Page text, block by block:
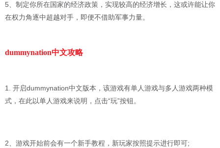
5、制定你所在国家的经济政策，实现较高的经济增长，这或许能让你
在权力角逐中超越对手，即便不借助军事力量。
dummynation中文攻略
1. 开启dummynation中文版本，该游戏有单人游戏与多人游戏两种模
式，在此以单人游戏来说明，点击“玩”按钮。
2、游戏开始前会有一个新手教程，新玩家按照提示进行即可;